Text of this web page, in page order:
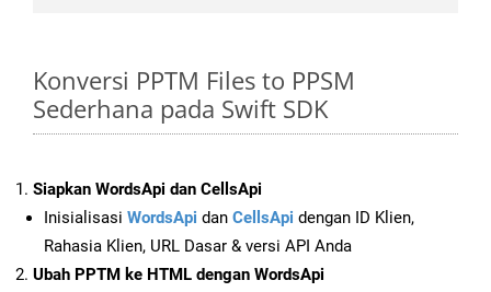
Konversi PPTM Files to PPSM
Sederhana pada Swift SDK
Siapkan WordsApi dan CellsApi
Inisialisasi WordsApi dan CellsApi dengan ID Klien,
Rahasia Klien, URL Dasar & versi API Anda
Ubah PPTM ke HTML dengan WordsApi